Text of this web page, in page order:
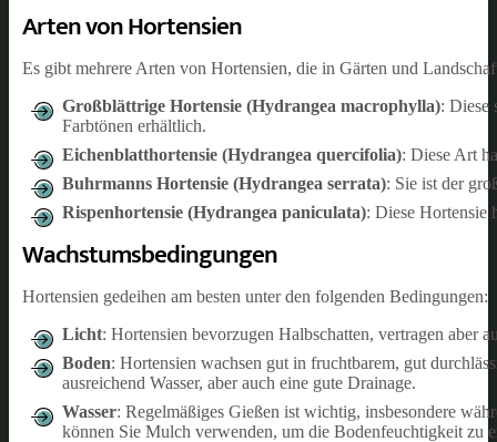
Arten von Hortensien
Es gibt mehrere Arten von Hortensien, die in Gärten und
Großblättrige Hortensie (Hydrangea macrophylla): Diese
Farbtönen erhältlich.
Eichenblatthortensie (Hydrangea quercifolia): Diese Art
Buhrmanns Hortensie (Hydrangea serrata): Sie ist der
Rispenhortensie (Hydrangea paniculata): Diese Hortensie
Wachstumsbedingungen
Hortensien gedeihen am besten unter den folgenden Bedingungen:
Licht: Hortensien bevorzugen Halbschatten, vertragen aber
Boden: Hortensien wachsen gut in fruchtbarem, gut
ausreichend Wasser, aber auch eine gute Drainage.
Wasser: Regelmäßiges Gießen ist wichtig, insbesondere
können Sie Mulch verwenden, um die Bodenfeuchtigkeit zu